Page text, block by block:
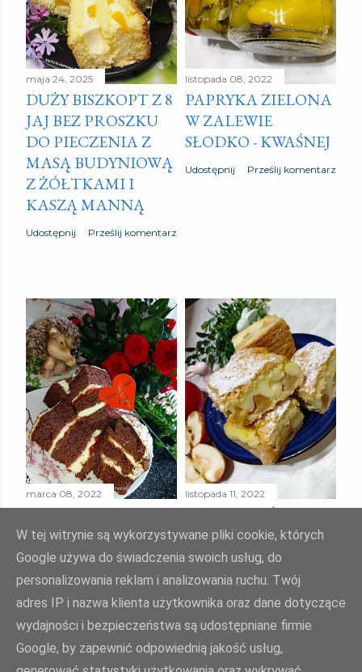
maja 24, 2025
DUŻY BISZKOPT Z 8
JAJ BEZ PROSZKU
DO PIECZENIA Z
MASĄ BUDYNIOWĄ
Z ŻÓŁTKAMI I
KASZĄ MANNĄ
Udostępnij Prześlij komentarz
listopada 08, 2022
PAPRYKA ZIELONA
W ZALEWIE
SŁODKO - KWAŚNEJ
Udostępnij Prześlij komentarz
marca 08, 2022
MURZYNEK Z
KREMEM Z KASZY
MANNY
Udostępnij 2 komentarze
listopada 11, 2022
CIASTO " UŚMIECH
TEŚCIOWEJ "
Udostępnij 4 komentarze
Agnieszka Żuk - Swojskie jedzonko, domowa kuchnia Agi
W tej witrynie są wykorzystywane pliki cookie, których
Google używa do świadczenia swoich usług, do
personalizowania reklam i analizowania ruchu. Twój
adres IP i nazwa klienta użytkownika oraz dane dotyczące
wydajności i bezpieczeństwa są udostępniane firmie
Google, by zapewnić odpowiednią jakość usług,